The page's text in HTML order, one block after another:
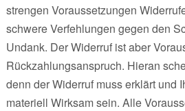
strengen Voraussetzungen
schwere Verfehlungen gegen den
Undank. Der Widerruf ist aber
Rückzahlungsanspruch. Hieran
denn der Widerruf muss erklärt und
materiell Wirksam sein. Alle